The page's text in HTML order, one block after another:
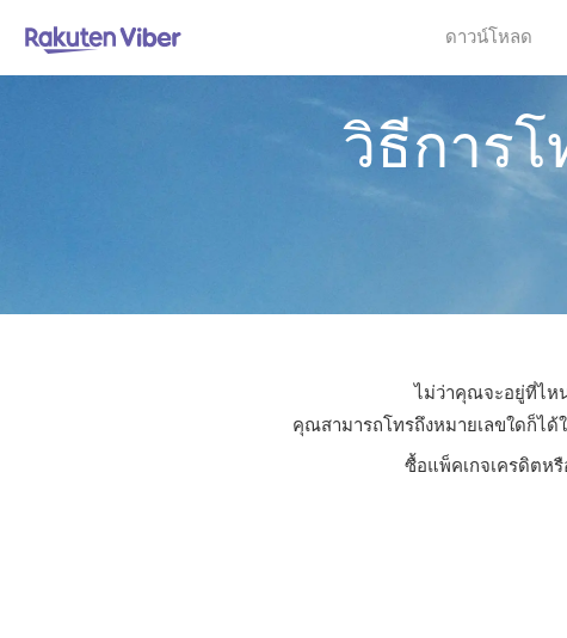
ดาวน์โหลด
วิธีการ
ไม่ว่าคุณจะอยู่ที่ไห
คุณสามารถโทรถึงหมายเลขใดก็ได้
ซื้อแพ็คเกจเครดิตห